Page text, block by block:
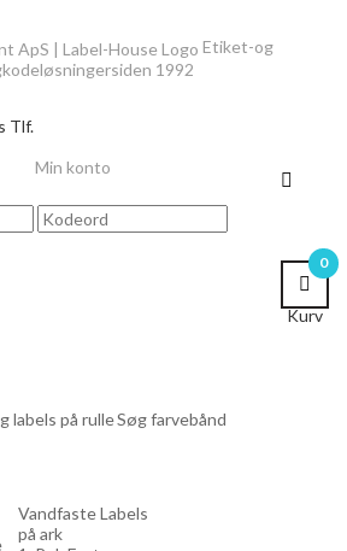
Etiket-og
siden 1992
Tlf.
0
Kurv
Min konto
labels på rulleSøg farvebånd
Vandfaste Labels
på ark